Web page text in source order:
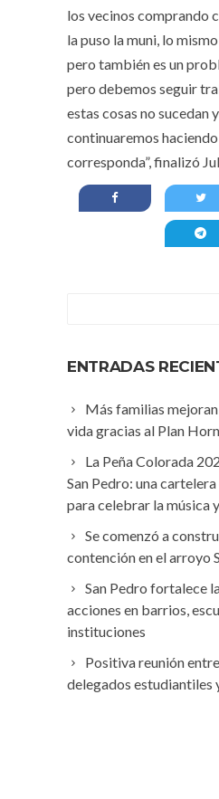
los vecinos comprando
la puso la muni, lo
pero también es un
pero debemos seguir
estas cosas no sucedan
continuaremos
corresponda”, finalizó
ENTRADAS
Más familias
vida gracias al Plan
La Peña Colorada
San Pedro: una
para celebrar la música
Se comenzó a
contención en el arroyo
San Pedro fortalece
acciones en barrios,
instituciones
Positiva reunión
delegados estudiantiles